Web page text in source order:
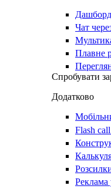
Чат
Плавне
Спробувати
Додатково
Flash
Реклама